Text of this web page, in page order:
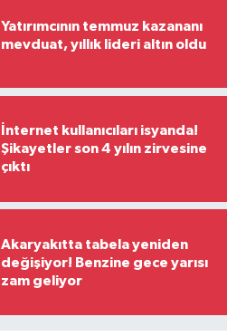
Yatırımcının temmuz kazananı
mevduat, yıllık lideri altın oldu
İnternet kullanıcıları isyanda!
Şikayetler son 4 yılın zirvesine
çıktı
Akaryakıtta tabela yeniden
değişiyor! Benzine gece yarısı
zam geliyor